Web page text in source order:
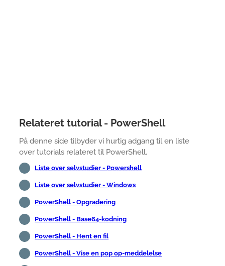
Relateret tutorial - PowerShell
På denne side tilbyder vi hurtig adgang til en liste
over tutorials relateret til PowerShell.
Liste over selvstudier - Powershell
Liste over selvstudier - Windows
PowerShell - Opgradering
PowerShell - Base64-kodning
PowerShell - Hent en fil
PowerShell - Vise en pop op-meddelelse